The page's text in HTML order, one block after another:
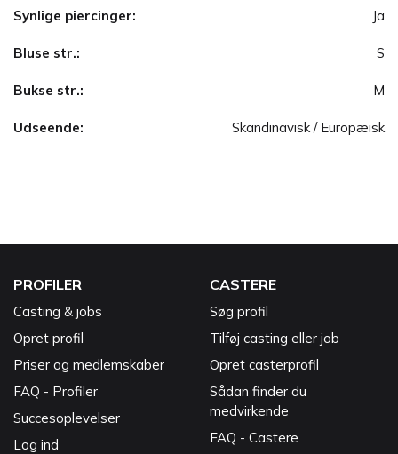
Synlige piercinger: Ja
Bluse str.: S
Bukse str.: M
Udseende: Skandinavisk / Europæisk
PROFILER
Casting & jobs
Opret profil
Priser og medlemskaber
FAQ - Profiler
Succesoplevelser
Log ind
CASTERE
Søg profil
Tilføj casting eller job
Opret casterprofil
Sådan finder du
medvirkende
FAQ - Castere